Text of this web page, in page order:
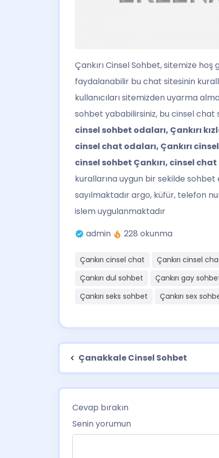
Çankırı Cinsel Sohbet, sitemize hoş
faydalanabilir bu chat sitesinin
kullanıcıları sitemizden uyarma
sohbet yababilirsiniz, bu cinsel chat
cinsel sohbet odaları, Çankırı
cinsel chat odaları, Çankırı
cinsel sohbet Çankırı, cinsel chat
kurallarına uygun bir sekilde
sayılmaktadır argo, küfür, telefon
islem uygulanmaktadır
admin
228 okunma
Çankırı cinsel chat Çankırı cinsel
Çankırı dul sohbet
Çankırı gay
Çankırı seks sohbet
Çankırı sex
Çanakkale Cinsel Sohbet
Cevap bırakın
Senin yorumun